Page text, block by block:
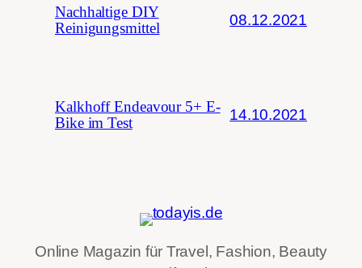
Nachhaltige DIY
Reinigungsmittel
08.12.2021
Kalkhoff Endeavour 5+ E-
Bike im Test
14.10.2021
Online Magazin für Travel, Fashion, Beauty